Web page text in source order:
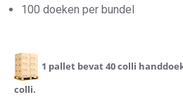
100 doeken per bundel
1 pallet bevat 40 colli
colli.